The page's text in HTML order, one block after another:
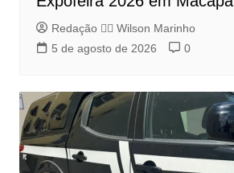
Redação 👨‍⚖️​ Wilson Marinho
5 de agosto de 2026
0